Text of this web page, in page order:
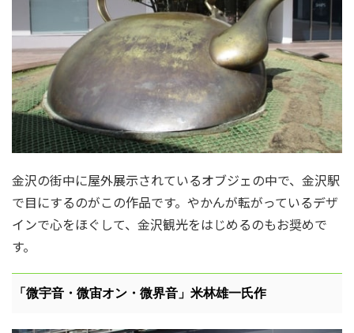
金沢の街中に屋外展示されているオブジェの中で、金沢駅
で目にするのがこの作品です。やかんが転がっているデザ
インで心をほぐして、金沢観光をはじめるのもお奨めで
す。
「微宇音・微宙オン・微界音」米林雄一氏作